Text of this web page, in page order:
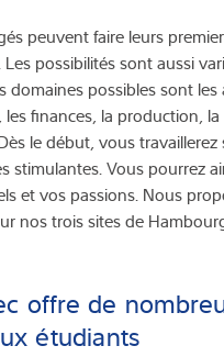
peuvent faire leurs
possibilités sont aussi
domaines possibles sont les
finances, la production,
le début, vous travaillerez
stimulantes. Vous pourrez
et vos passions. Nous
nos trois sites de
offre de
étudiants